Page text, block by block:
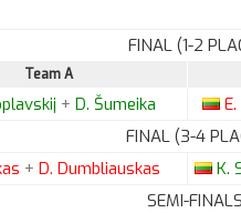
FINAL (1-2
Team A
+ D. Šumeika E.
FINAL (3-4
+ D. Dumbliauskas K.
SEMI-